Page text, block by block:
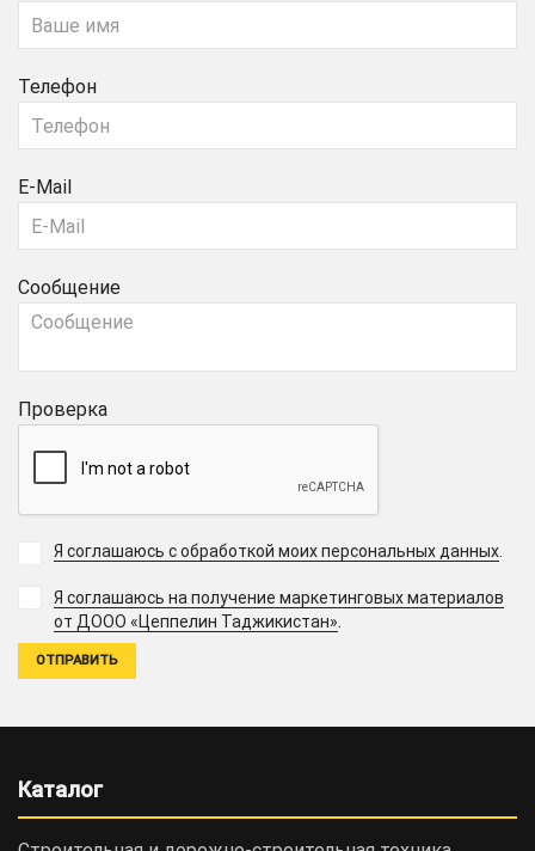
Телефон
E-Mail
Сообщение
Проверка
Я соглашаюсь с обработкой моих персональных данных.
Я соглашаюсь на получение маркетинговых материалов
от ДООО «Цеппелин Таджикистан».
Каталог